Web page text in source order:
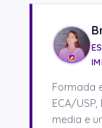
Formada
ECA/
media e